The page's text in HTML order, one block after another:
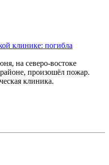
клинике: погибла
на северо-востоке
произошёл пожар.
клиника.